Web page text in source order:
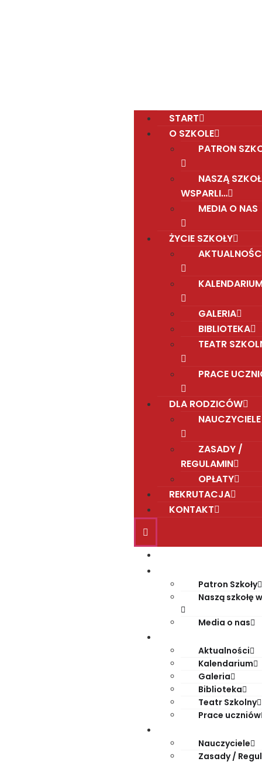
START
O SZKOLE
PATRON
NASZĄ
WSPARLI…
MEDIA O NAS
ŻYCIE SZKOŁY
GALERIA
BIBLIOTEKA
TEATR
PRACE
DLA RODZICÓW
NAUCZYCIELE
ZASADY /
REGULAMIN
OPŁATY
REKRUTACJA
KONTAKT
Patron Szkoły
Naszą szkołę
Media o nas
Aktualności
Kalendarium
Galeria
Biblioteka
Teatr Szkolny
Prace uczniów
Nauczyciele
Zasady /